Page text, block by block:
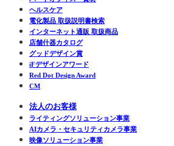
ヘルスケア
電化製品 取扱説明書検索
インターネット通販 取扱商品
店舗什器カタログ
グッドデザイン賞
iFデザインアワード
Red Dot Design Award
CM
法人のお客様
ライティングソリューション事業
AIカメラ・セキュリティカメラ事業
映像ソリューション事業